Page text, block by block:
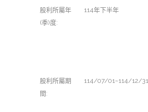
股利所屬年
(季)度:
114年下半年
股利所屬期
間:
114/07/01~114/12/31